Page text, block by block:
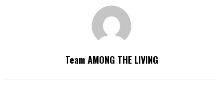
Team AMONG THE LIVING